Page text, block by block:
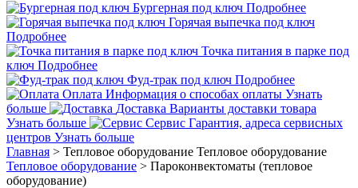
Бургерная под ключ Подробнее
Горячая выпечка под ключ
Подробнее
Точка питания в парке под
ключ Подробнее
Фуд-трак под ключ Подробнее
Оплата Информация о способах оплаты Узнать
больше
Доставка Варианты доставки товара
Узнать больше
Сервис Гарантия, адреса сервисных
центров Узнать больше
Главная > Тепловое оборудование Тепловое оборудование
Тепловое оборудование > Пароконвектоматы (тепловое
оборудование)